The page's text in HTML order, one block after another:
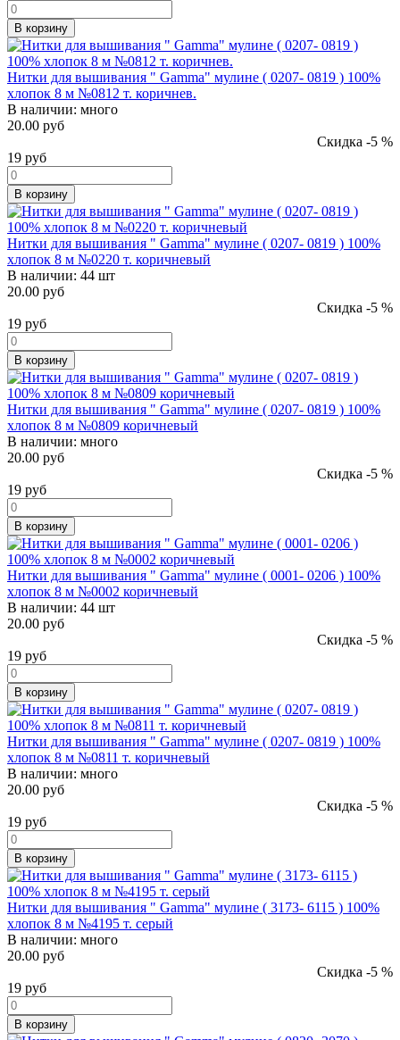
В корзину
Нитки для вышивания " Gamma" мулине ( 0207- 0819 ) 100%
хлопок 8 м №0812 т. коричнев.
В наличии: много
20.00 руб
Скидка -5 %
19 руб
В корзину
Нитки для вышивания " Gamma" мулине ( 0207- 0819 ) 100%
хлопок 8 м №0220 т. коричневый
В наличии: 44 шт
20.00 руб
Скидка -5 %
19 руб
В корзину
Нитки для вышивания " Gamma" мулине ( 0207- 0819 ) 100%
хлопок 8 м №0809 коричневый
В наличии: много
20.00 руб
Скидка -5 %
19 руб
В корзину
Нитки для вышивания " Gamma" мулине ( 0001- 0206 ) 100%
хлопок 8 м №0002 коричневый
В наличии: 44 шт
20.00 руб
Скидка -5 %
19 руб
В корзину
Нитки для вышивания " Gamma" мулине ( 0207- 0819 ) 100%
хлопок 8 м №0811 т. коричневый
В наличии: много
20.00 руб
Скидка -5 %
19 руб
В корзину
Нитки для вышивания " Gamma" мулине ( 3173- 6115 ) 100%
хлопок 8 м №4195 т. серый
В наличии: много
20.00 руб
Скидка -5 %
19 руб
В корзину